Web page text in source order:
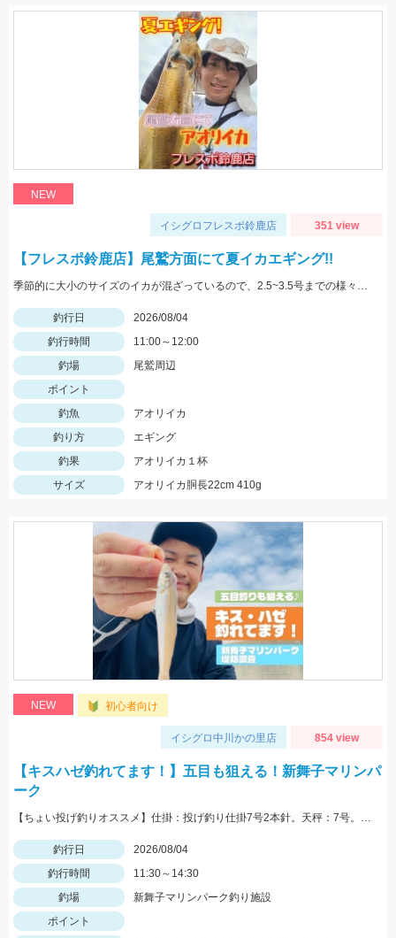
NEW
イシグロフレスポ鈴鹿店 351 view
【フレスポ鈴鹿店】尾鷲方面にて夏イカエギング!!
季節的に大小のサイズのイカが混ざっているので、2.5~3.5号までの様々なサイズを持っていきましょう!!
釣行日
2026/08/04
釣行時間
11:00～12:00
釣場
尾鷲周辺
ポイント
釣魚
アオリイカ
釣り方
エギング
釣果
アオリイカ１杯
サイズ
アオリイカ胴長22cm 410g
NEW 初心者向け
イシグロ中川かの里店 854 view
【キスハゼ釣れてます！】五目も狙える！新舞子マリンパ
ーク
【ちょい投げ釣りオススメ】仕掛：投げ釣り仕掛7号2本針。天秤：7号。エサ：石ゴカイorゴールドイソメ。誘い方：サビいて止めての繰り返し。
釣行日
2026/08/04
釣行時間
11:30～14:30
釣場
新舞子マリンパーク釣り施設
ポイント